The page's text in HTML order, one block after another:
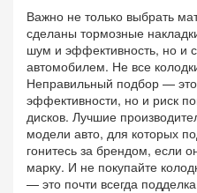
Важно не только выбрать
сделаны тормозные
шум и эффективность, но и
автомобилем. Не все
Неправильный подбор —
эффективности, но и риск
дисков. Лучшие
модели авто, для которых
гонитесь за брендом, если
марку. И не покупайте
— это почти всегда